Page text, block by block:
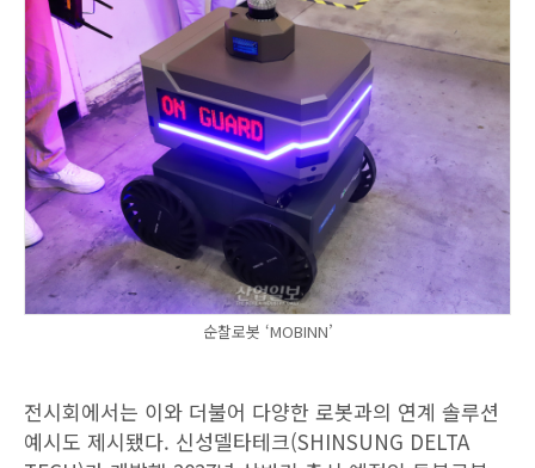
순찰로봇 ‘MOBINN’
전시회에서는 이와 더불어 다양한 로봇과의 연계 솔루션
예시도 제시됐다. 신성델타테크(SHINSUNG DELTA